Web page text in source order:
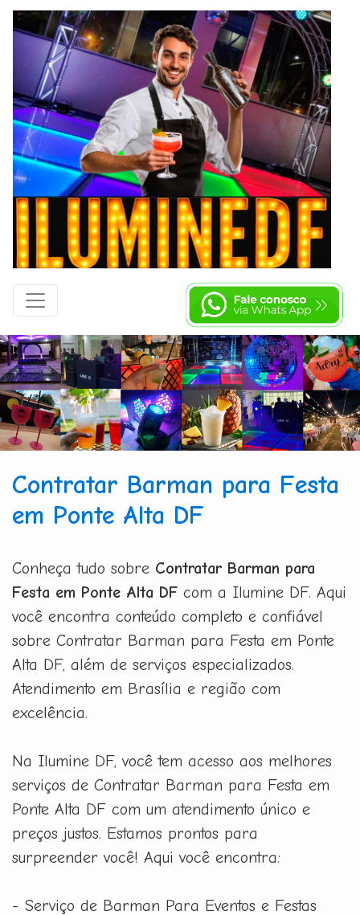
Contratar Barman para Festa
em Ponte Alta DF
Conheça tudo sobre Contratar Barman para
Festa em Ponte Alta DF com a Ilumine DF. Aqui
você encontra conteúdo completo e confiável
sobre Contratar Barman para Festa em Ponte
Alta DF, além de serviços especializados.
Atendimento em Brasília e região com
excelência.
Na Ilumine DF, você tem acesso aos melhores
serviços de Contratar Barman para Festa em
Ponte Alta DF com um atendimento único e
preços justos. Estamos prontos para
surpreender você! Aqui você encontra:
- Serviço de Barman Para Eventos e Festas